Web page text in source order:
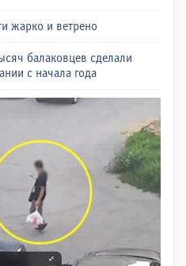
жарко и ветрено
балаковцев сделали
с начала года